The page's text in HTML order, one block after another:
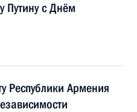
Путину с Днём
Республики Армения